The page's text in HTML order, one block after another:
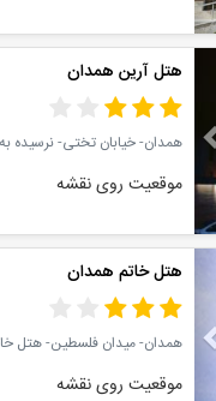
Previous
هتل آرین همدان
همدان- خیابان تختی- نرسیده
موقعیت روی نقشه
Previous
هتل خاتم همدان
همدان- میدان فلسطین- هتل
موقعیت روی نقشه